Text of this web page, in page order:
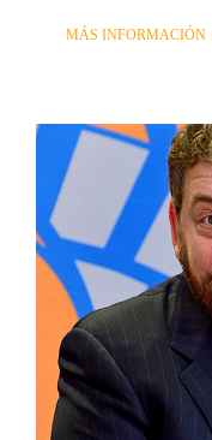
MÁS INFORMACIÓN